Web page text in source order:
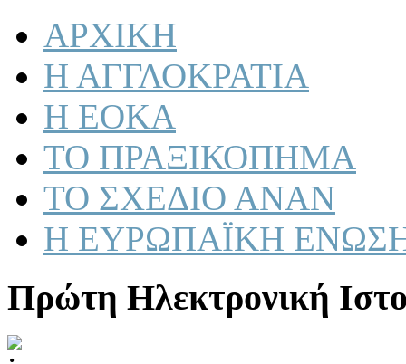
ΑΡΧΙΚΗ
Η ΑΓΓΛΟΚΡΑΤΙΑ
Η ΕΟΚΑ
ΤΟ ΠΡΑΞΙΚΟΠΗΜΑ
ΤΟ ΣΧΕΔΙΟ ΑΝΑΝ
Η ΕΥΡΩΠΑΪΚΗ
Πρώτη Ηλεκτρονική